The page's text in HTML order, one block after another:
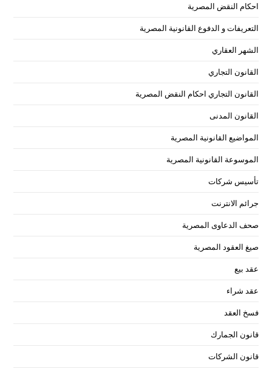
احكام النقض المصرية
التعريفات و الدفوع القانونية المصرية
الشهر العقاري
القانون التجاري
القانون التجاري احكام النقض المصرية
القانون المدنى
المواضيع القانونية المصرية
الموسوعة القانونية المصرية
تأسيس شركات
جرائم الانترنت
صحف الدعاوى المصرية
صيغ العقود المصرية
عقد بيع
عقد شراء
فسخ العقد
قانون الجمارك
قانون الشركات